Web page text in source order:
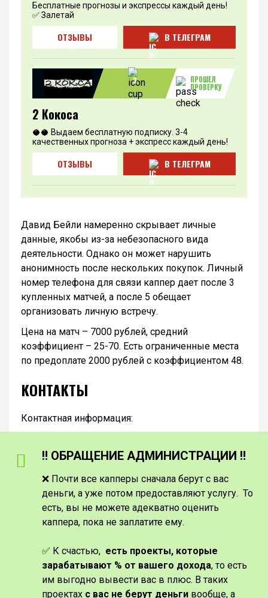
Бесплатные прогнозы и экспрессы каждый день!
✅ Залетай
ОТЗЫВЫ В ТЕЛЕГРАМ
3
ПРОШЕЛ
ПРОВЕРКУ
2 Кокоса
🥥🥥 Выдаем бесплатную подписку. 3-4
качественных прогноза + экспресс каждый день!
ОТЗЫВЫ В ТЕЛЕГРАМ
Давид Бейли намеренно скрывает личные
данные, якобы из-за небезопасного вида
деятельности. Однако он может нарушить
анонимность после нескольких покупок. Личный
номер телефона для связи каппер дает после 3
купленных матчей, а после 5 обещает
организовать личную встречу.
Цена на матч – 7000 рублей, средний
коэффициент – 25-70. Есть ограниченные места
по предоплате 2000 рублей с коэффициентом 48.
КОНТАКТЫ
Контактная информация:
‼️ ОБРАЩЕНИЕ АДМИНИСТРАЦИИ ‼️
❌ Почти все капперы сначала берут с вас
деньги, а уже потом предоставляют услугу. То
есть, вы не можете адекватно оценить
каппера, пока не заплатите ему.
✅ К счастью, есть проекты, которые
зарабатывают % от вашего дохода, то есть
им выгодно вывести вас в плюс. В таких
проектах с вас не берут деньги вообще, а